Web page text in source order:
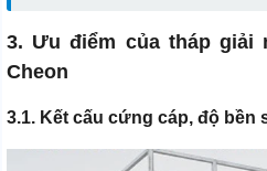
3. Ưu điểm của tháp giải
Cheon
3.1. Kết cấu cứng cáp, độ bền